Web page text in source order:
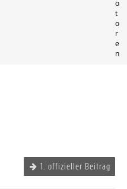
o
t
o
r
e
n
1. offizieller Beitrag